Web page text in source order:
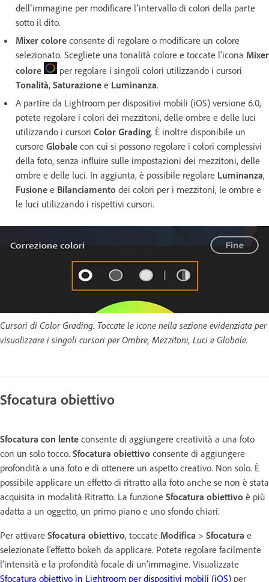
dell’immagine per modificare l’intervallo di colori della parte
sotto il dito.
Mixer colore consente di regolare o modificare un colore
selezionato. Scegliete una tonalità colore e toccate l'icona Mixer
colore
per regolare i singoli colori utilizzando i cursori
Tonalità, Saturazione e Luminanza.
A partire da Lightroom per dispositivi mobili (iOS) versione 6.0,
potete regolare i colori dei mezzitoni, delle ombre e delle luci
utilizzando i cursori Color Grading. È inoltre disponibile un
cursore Globale con cui si possono regolare i colori complessivi
della foto, senza influire sulle impostazioni dei mezzitoni, delle
ombre e delle luci. In aggiunta, è possibile regolare Luminanza,
Fusione e Bilanciamento dei colori per i mezzitoni, le ombre e
le luci utilizzando i rispettivi cursori.
Cursori di Color Grading. Toccate le icone nella sezione evidenziata per
visualizzare i singoli cursori per Ombre, Mezzitoni, Luci e Globale.
Sfocatura obiettivo
Sfocatura con lente consente di aggiungere creatività a una foto
con un solo tocco. Sfocatura obiettivo consente di aggiungere
profondità a una foto e di ottenere un aspetto creativo. Non solo. È
possibile applicare un effetto di ritratto alla foto anche se non è stata
acquisita in modalità Ritratto. La funzione Sfocatura obiettivo è più
adatta a un oggetto, un primo piano e uno sfondo chiari.
Per attivare Sfocatura obiettivo, toccate Modifica > Sfocatura e
selezionate l'effetto bokeh da applicare. Potete regolare facilmente
l'intensità e la profondità focale di un'immagine. Visualizzate
Sfocatura obiettivo in Lightroom per dispositivi mobili (iOS) per